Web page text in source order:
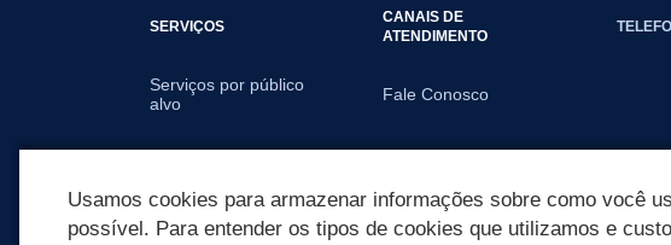
SERVIÇOS
Serviços por público
alvo
CANAIS DE
ATENDIMENTO
Fale Conosco
Usamos cookies para armazenar informações sobre como você
possível. Para entender os tipos de cookies que utilizamos e